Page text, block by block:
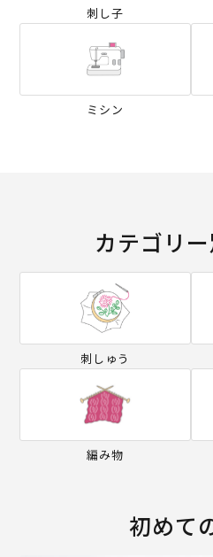
刺し子
ミシン
カテゴリ
刺しゅう
編み物
初めて